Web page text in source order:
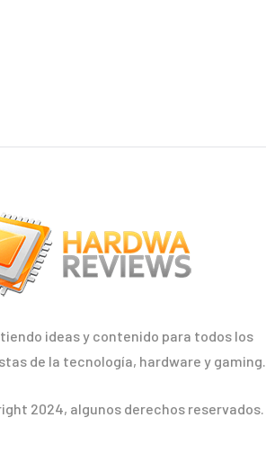
ideas y contenido para todos los
de la tecnología, hardware y gaming.
2024, algunos derechos reservados.